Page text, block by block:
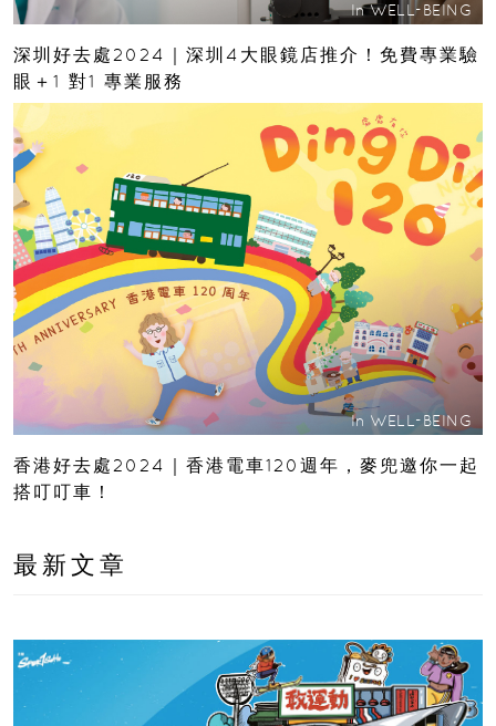
In WELL-BEING
深圳好去處2024｜深圳4大眼鏡店推介！免費專業驗
眼＋1 對1 專業服務
In WELL-BEING
香港好去處2024｜香港電車120週年，麥兜邀你一起
搭叮叮車！
最新文章